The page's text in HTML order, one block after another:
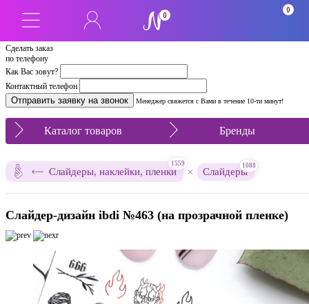
Сделать заказ
по телефону
Как Вас зовут?
Контактный телефон
Менеджер свяжется с Вами в течение 10-ти минут!
0
0
Каталог товаров Бренды
Слайдеры, наклейки, пленки
1559
× Слайдеры
1088
Слайдер-дизайн ibdi №463 (на прозрачной пленке)